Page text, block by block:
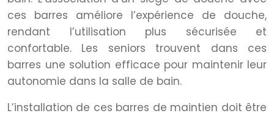
ces barres améliore l’expérience de douche,
rendant l’utilisation plus sécurisée et
confortable. Les seniors trouvent dans ces
barres une solution efficace pour maintenir leur
autonomie dans la salle de bain.
L’installation de ces barres de maintien doit être